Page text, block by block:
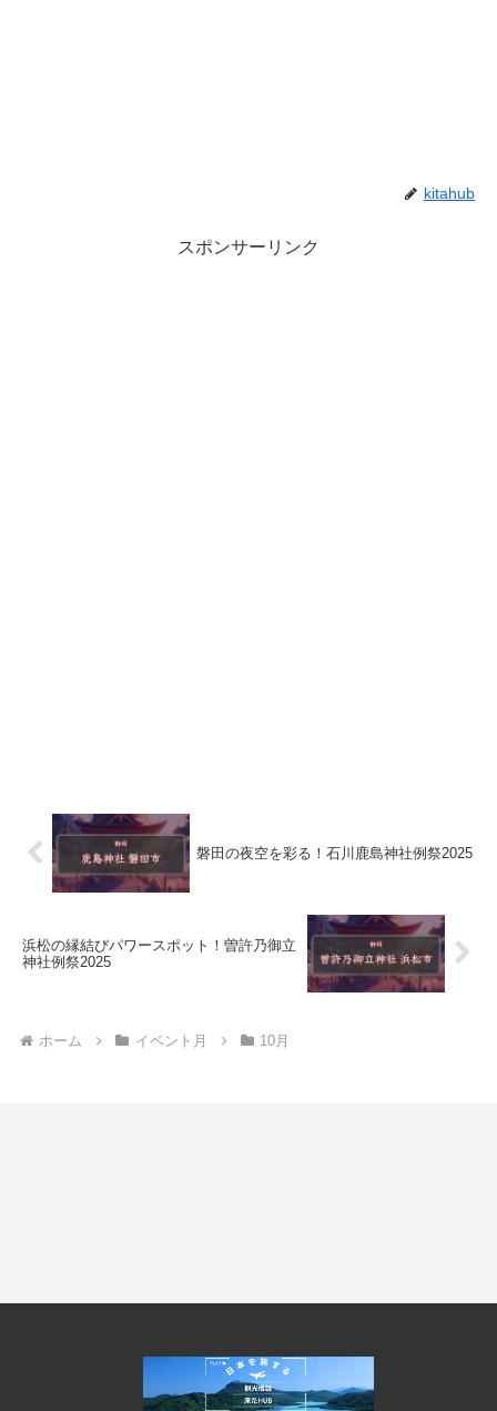
kitahub
スポンサーリンク
磐田の夜空を彩る！石川鹿島神社例祭2025
浜松の縁結びパワースポット！曽許乃御立
神社例祭2025
ホーム イベント月 10月